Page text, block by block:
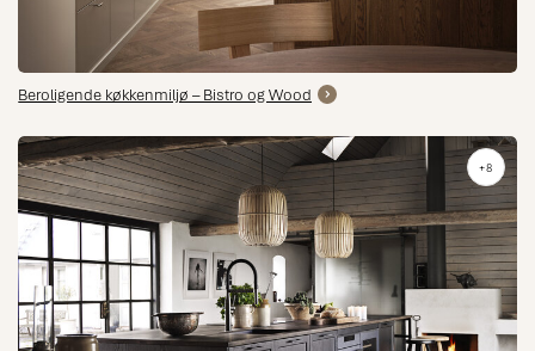
Beroligende køkkenmiljø – Bistro og Wood
+8